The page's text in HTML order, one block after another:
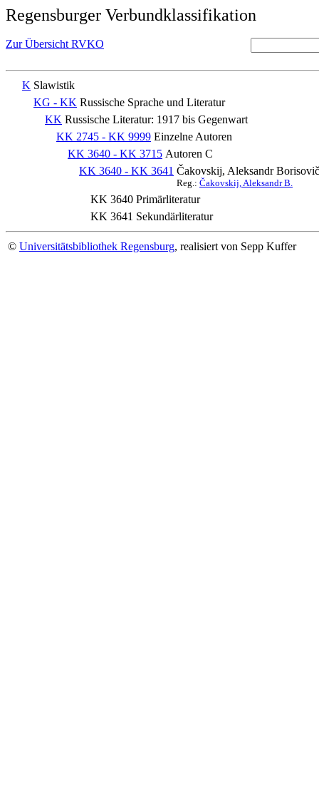
Regensburger Verbundklassifikation
Zur Übersicht RVKO
K Slawistik
KG - KK Russische Sprache und Literatur
KK Russische Literatur: 1917 bis Gegenwart
KK 2745 - KK 9999 Einzelne Autoren
KK 3640 - KK 3715 Autoren C
KK 3640 - KK 3641 Čakovskij, Aleksandr Borisovič
Reg.: Čakovskij, Aleksandr B.
KK 3640 Primärliteratur
KK 3641 Sekundärliteratur
© Universitätsbibliothek Regensburg, realisiert von Sepp Kuffer